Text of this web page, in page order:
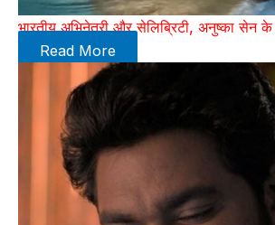
भारतीय अभिनेत्री और सेलिब्रिटी, अनुष्का सेन
Read More